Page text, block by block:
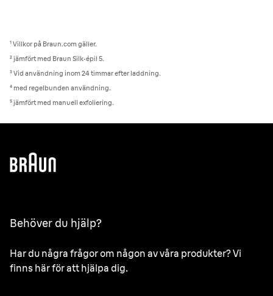
¹ Villkor på Braun.com gäller.
² jämfört med Braun Silk·épil 5.
³ Vid användning inom 24 timmar efter laddning.
⁴ med regelbunden användning.
⁵ jämfört med manuell exfoliering.
Behöver du hjälp?
Har du några frågor om någon av våra produkter? Vi
finns här för att hjälpa dig.